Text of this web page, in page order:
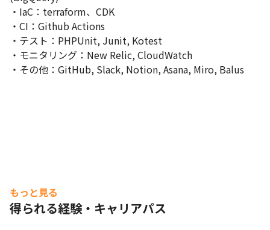
・IaC：terraform、CDK
・CI：Github Actions
・テスト：PHPUnit, Junit, Kotest
・モニタリング：New Relic, CloudWatch
・その他：GitHub, Slack, Notion, Asana, Miro, Balus
もっと見る
得られる経験・キャリアパス